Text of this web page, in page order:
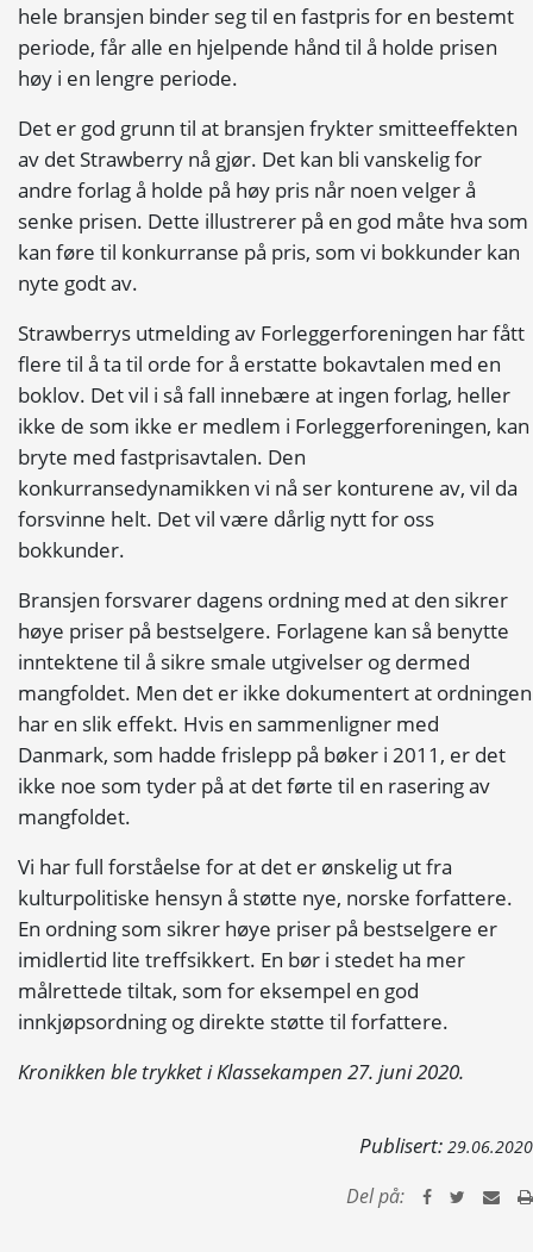
hele bransjen binder seg til en fastpris for en bestemt
periode, får alle en hjelpende hånd til å holde prisen
høy i en lengre periode.
Det er god grunn til at bransjen frykter smitteeffekten
av det Strawberry nå gjør. Det kan bli vanskelig for
andre forlag å holde på høy pris når noen velger å
senke prisen. Dette illustrerer på en god måte hva som
kan føre til konkurranse på pris, som vi bokkunder kan
nyte godt av.
Strawberrys utmelding av Forleggerforeningen har fått
flere til å ta til orde for å erstatte bokavtalen med en
boklov. Det vil i så fall innebære at ingen forlag, heller
ikke de som ikke er medlem i Forleggerforeningen, kan
bryte med fastprisavtalen. Den
konkurransedynamikken vi nå ser konturene av, vil da
forsvinne helt. Det vil være dårlig nytt for oss
bokkunder.
Bransjen forsvarer dagens ordning med at den sikrer
høye priser på bestselgere. Forlagene kan så benytte
inntektene til å sikre smale utgivelser og dermed
mangfoldet. Men det er ikke dokumentert at ordningen
har en slik effekt. Hvis en sammenligner med
Danmark, som hadde frislepp på bøker i 2011, er det
ikke noe som tyder på at det førte til en rasering av
mangfoldet.
Vi har full forståelse for at det er ønskelig ut fra
kulturpolitiske hensyn å støtte nye, norske forfattere.
En ordning som sikrer høye priser på bestselgere er
imidlertid lite treffsikkert. En bør i stedet ha mer
målrettede tiltak, som for eksempel en god
innkjøpsordning og direkte støtte til forfattere.
Kronikken ble trykket i Klassekampen 27. juni 2020.
Publisert: 29.06.2020
Del på: